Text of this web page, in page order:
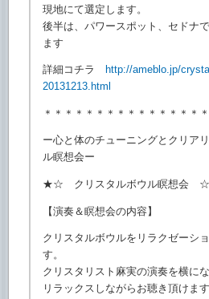
現地にて選定します。
後半は、パワースポット、セドナ
ます
詳細コチラ http://ameblo.jp/
20131213.html
＊＊＊＊＊＊＊＊＊＊＊＊＊＊＊
ー心と体のチューニングとクリアリ
ル瞑想会ー
★☆ クリスタルボウル瞑想会
【演奏＆瞑想会の内容】
クリスタルボウルをリラクゼーシ
す。
クリスタリスト麻実の演奏を横にな
リラックスしながらお聴き頂けます